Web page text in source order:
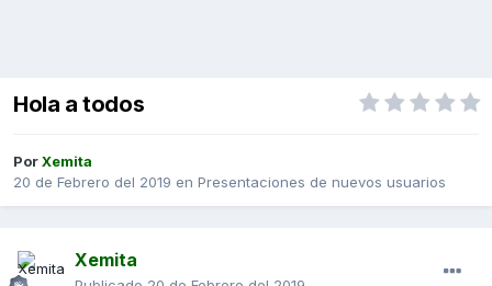
Hola a todos
PorXemita
20 de Febrero del 2019 en Presentaciones de nuevos usuarios
Xemita